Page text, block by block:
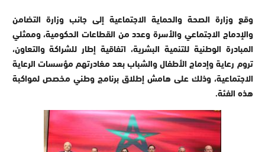
وقع وزارة الصحة والحماية الاجتماعية إلى جانب وزارة التضامن
والإدماج الاجتماعي والأسرة وعدد من القطاعات الحكومية، وممثلي
المبادرة الوطنية للتنمية البشرية، اتفاقية إطار للشراكة والتعاون،
تروم رعاية وإدماج الأطفال والشباب بعد مغادرتهم مؤسسات الرعاية
الاجتماعية، وذلك على هامش إطلاق برنامج وطني مخصص لمواكبة
هذه الفئة.